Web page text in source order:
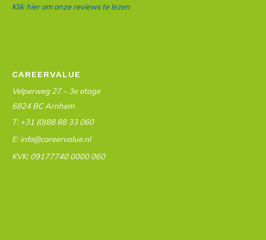
Klik hier om onze reviews te lezen
CAREERVALUE
Velperweg 27 – 3e etage
6824 BC Arnhem
T: +31 (0)88 88 33 060
E: info@careervalue.nl
KVK: 09177740 0000 060